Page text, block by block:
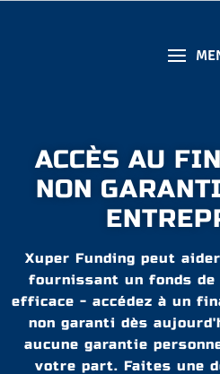
ACCÈS AU
NON
Xuper Funding peut
fournissant un fonds
efficace - accédez à un
non garanti dès
aucune garantie
votre part. Faites une